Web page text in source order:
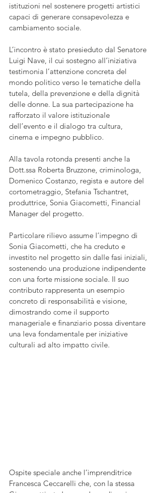
istituzioni nel sostenere progetti artistici
capaci di generare consapevolezza e
cambiamento sociale.
L’incontro è stato presieduto dal Senatore
Luigi Nave, il cui sostegno all’iniziativa
testimonia l’attenzione concreta del
mondo politico verso le tematiche della
tutela, della prevenzione e della dignità
delle donne. La sua partecipazione ha
rafforzato il valore istituzionale
dell’evento e il dialogo tra cultura,
cinema e impegno pubblico.
Alla tavola rotonda presenti anche la
Dott.ssa Roberta Bruzzone, criminologa,
Domenico Costanzo, regista e autore del
cortometraggio, Stefania Tschantret,
produttrice, Sonia Giacometti, Financial
Manager del progetto.
Particolare rilievo assume l’impegno di
Sonia Giacometti, che ha creduto e
investito nel progetto sin dalle fasi iniziali,
sostenendo una produzione indipendente
con una forte missione sociale. Il suo
contributo rappresenta un esempio
concreto di responsabilità e visione,
dimostrando come il supporto
manageriale e finanziario possa diventare
una leva fondamentale per iniziative
culturali ad alto impatto civile.
Ospite speciale anche l’imprenditrice
Francesca Ceccarelli che, con la stessa